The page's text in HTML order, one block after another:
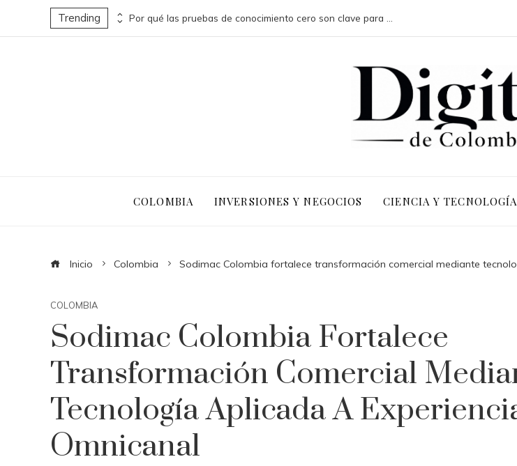
Trending Turismo sostenible y pesca responsable en la economía azul de Belice
COLOMBIA INVERSIONES Y NEGOCIOS CIENCIA Y TECNOLOGÍA
Inicio Colombia Sodimac Colombia fortalece transformación comercial mediante
COLOMBIA
Sodimac Colombia Fortalece
Transformación Comercial
Tecnología Aplicada A
Omnicanal